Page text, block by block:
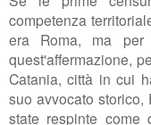
competenza
era Roma, ma
quest'affermazione,
Catania, città in cui
suo avvocato storico,
state respinte come